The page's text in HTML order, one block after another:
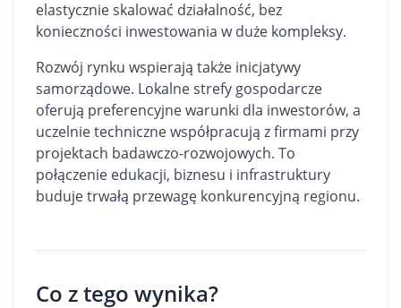
elastycznie skalować działalność, bez
konieczności inwestowania w duże kompleksy.
Rozwój rynku wspierają także inicjatywy
samorządowe. Lokalne strefy gospodarcze
oferują preferencyjne warunki dla inwestorów, a
uczelnie techniczne współpracują z firmami przy
projektach badawczo-rozwojowych. To
połączenie edukacji, biznesu i infrastruktury
buduje trwałą przewagę konkurencyjną regionu.
Co z tego wynika?